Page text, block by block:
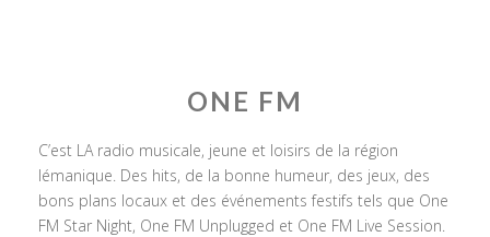
ONE FM
C’est LA radio musicale, jeune et loisirs de la région
lémanique. Des hits, de la bonne humeur, des jeux, des
bons plans locaux et des événements festifs tels que One
FM Star Night, One FM Unplugged et One FM Live Session.